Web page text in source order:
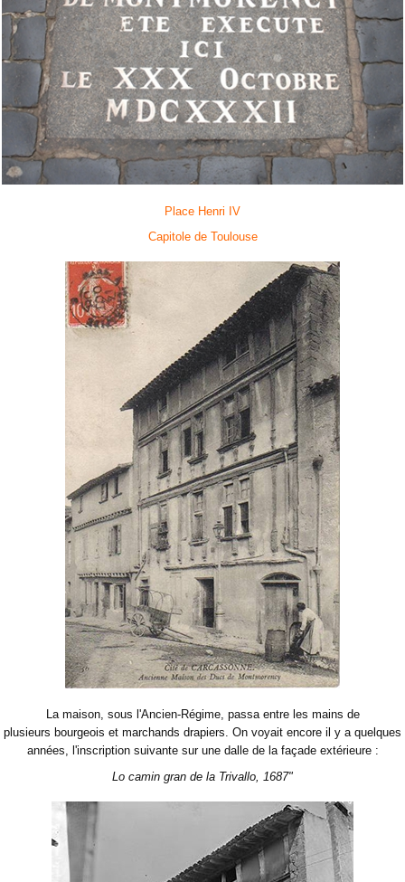
Place Henri IV
Capitole de Toulouse
La maison, sous l'Ancien-Régime, passa entre les mains de
plusieurs bourgeois et marchands drapiers. On voyait encore il y a quelques
années, l'inscription suivante sur une dalle de la façade extérieure :
Lo camin gran de la Trivallo, 1687"